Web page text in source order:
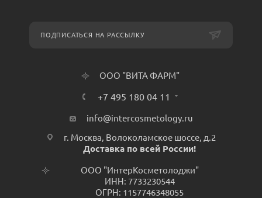
ПОДПИСАТЬСЯ НА РАССЫЛКУ
ООО "ВИТА ФАРМ"
+7 495 180 04 11
info@intercosmetology.ru
г. Москва, Волоколамское шоссе, д.2
Доставка по всей России!
ООО "ИнтерКосметолоджи"
ИНН: 7733230544
ОГРН: 1157746348055